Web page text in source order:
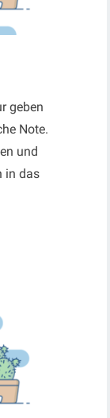
geben
Note.
und
in das